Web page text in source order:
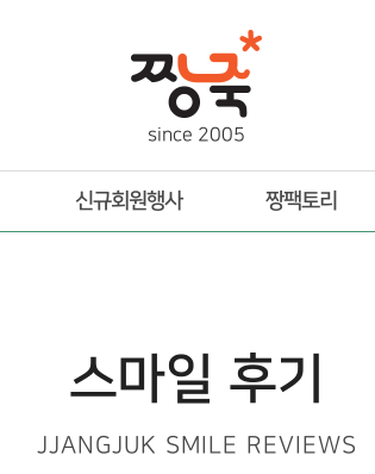
since 2005
신규회원행사 짱팩토리
스마일 후기
JJANGJUK SMILE REVIEWS